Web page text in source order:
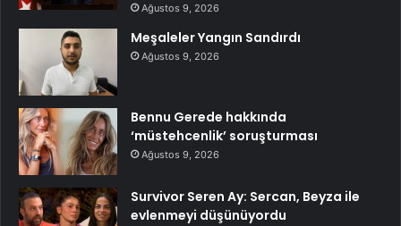
Ağustos 9, 2026
Meşaleler Yangın Sandırdı
Ağustos 9, 2026
Bennu Gerede hakkında
‘müstehcenlik’ soruşturması
Ağustos 9, 2026
Survivor Seren Ay: Sercan, Beyza ile
evlenmeyi düşünüyordu